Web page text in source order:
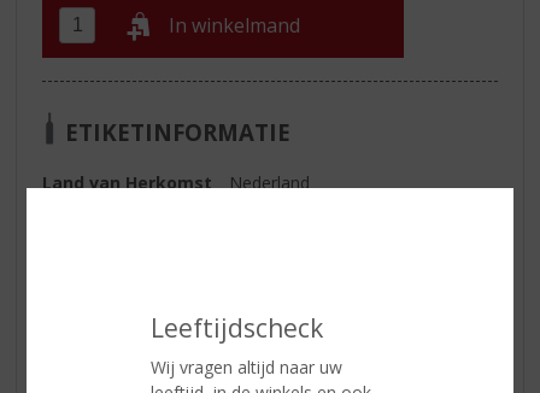
Leeftijdscheck
Wij vragen altijd naar uw
In winkelmand
ETIKETINFORMATIE
Land van Herkomst
Nederland
Reviews